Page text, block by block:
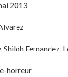
2013
Shiloh Fernandez,
horreur